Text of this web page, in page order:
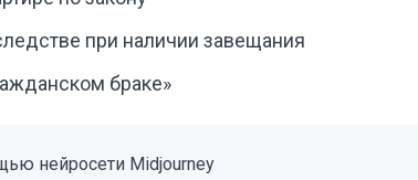
при наличии завещания
браке»